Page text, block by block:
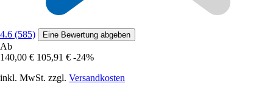
4.6 (585) Eine Bewertung abgeben
Ab
140,00 € 105,91 € -24%
inkl. MwSt. zzgl. Versandkosten